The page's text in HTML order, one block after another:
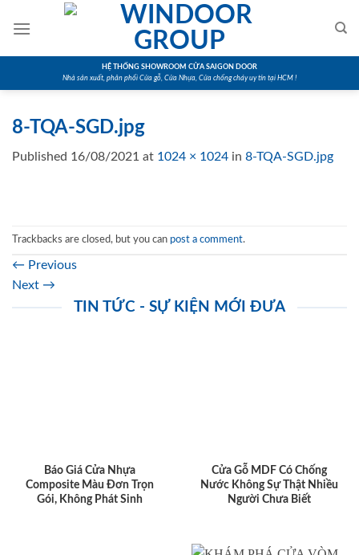
HỆ THỐNG SHOWROOM CỬA SAIGON DOOR
Nhà sản xuất, phân phối Cửa gỗ, Cửa Nhựa, Cửa chống cháy uy tín tại HCM !
8-TQA-SGD.jpg
Published 16/08/2021 at 1024 × 1024 in 8-TQA-SGD.jpg
Trackbacks are closed, but you can post a comment.
← Previous
Next →
TIN TỨC - SỰ KIỆN MỚI ĐƯA
Báo Giá Cửa Nhựa
Composite Màu Đơn Trọn
Gói, Không Phát Sinh
Cửa Gỗ MDF Có Chống
Nước Không Sự Thật Nhiều
Người Chưa Biết